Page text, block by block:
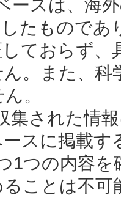
スは、海
たものであ
ておらず、
。また、
。
された情
スに掲載
1つの内容
ことは不